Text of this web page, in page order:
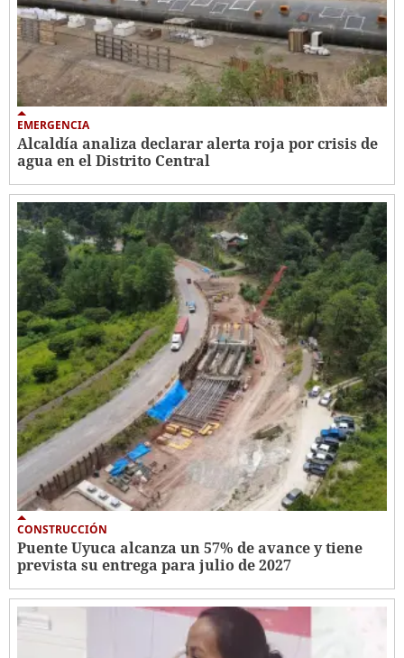
EMERGENCIA
Alcaldía analiza declarar alerta roja por crisis de
agua en el Distrito Central
CONSTRUCCIÓN
Puente Uyuca alcanza un 57% de avance y tiene
prevista su entrega para julio de 2027